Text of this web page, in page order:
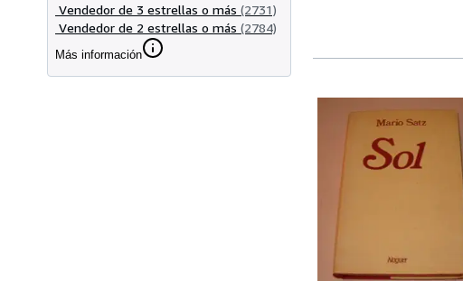
Vendedor de 3 estrellas o más (2731)
Vendedor de 2 estrellas o más (2784)
Más información